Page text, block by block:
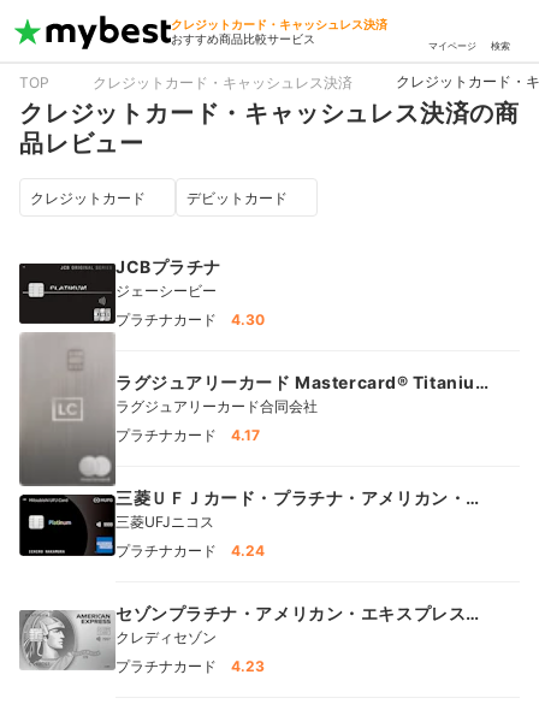
クレジットカード・キャッシュレス決済
おすすめ商品比較サービス
マイページ 検索
TOP クレジットカード・キャッシュレス決済 クレジットカード・
クレジットカード・キャッシュレス決済の商
品レビュー
クレジットカード デビットカード
JCBプラチナ
ジェーシービー
プラチナカード
4.30
ラグジュアリーカード Mastercard® Titanium
Card™
ラグジュアリーカード合同会社
プラチナカード
4.17
三菱ＵＦＪカード・プラチナ・アメリカン・エ
キスプレス®・カード
三菱UFJニコス
プラチナカード
4.24
セゾンプラチナ・アメリカン・エキスプレス
®︎・カード
クレディセゾン
プラチナカード
4.23